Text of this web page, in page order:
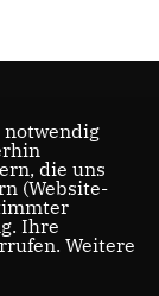
notwendig
die uns
(Website-
Ihre
Weitere